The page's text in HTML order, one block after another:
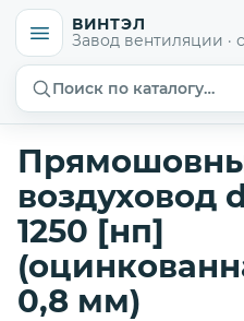
ВИНТЭЛ
Завод вентиляции ·
Поиск по каталогу…
воздуховод
1250 [нп]
0,8 мм)